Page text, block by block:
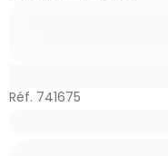
Réf. 741675